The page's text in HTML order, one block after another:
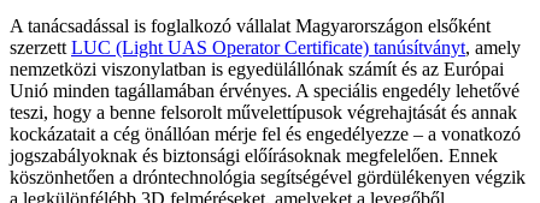
A tanácsadással is foglalkozó vállalat Magyarországon elsőként
szerzett LUC (Light UAS Operator Certificate) tanúsítványt, amely
nemzetközi viszonylatban is egyedülállónak számít és az Európai
Unió minden tagállamában érvényes. A speciális engedély lehetővé
teszi, hogy a benne felsorolt művelettípusok végrehajtását és annak
kockázatait a cég önállóan mérje fel és engedélyezze – a vonatkozó
jogszabályoknak és biztonsági előírásoknak megfelelően. Ennek
köszönhetően a dróntechnológia segítségével gördülékenyen végzik
a legkülönfélébb 3D felméréseket, amelyeket a levegőből